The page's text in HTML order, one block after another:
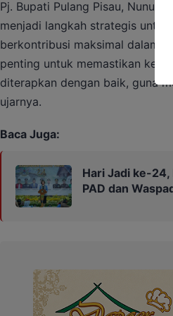
Pj. Bupati Pulang Pisau, Nunu
menjadi langkah strategis untuk
berkontribusi maksimal dalam
penting untuk memastikan
diterapkan dengan baik, guna
ujarnya.
Baca Juga:
Hari Jadi ke-
PAD dan